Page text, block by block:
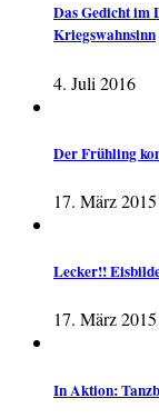
Das Gedicht im
Kriegswahnsinn
4. Juli 2016
Der Frühling
17. März 2015
Lecker!!
17. März 2015
In Aktion: